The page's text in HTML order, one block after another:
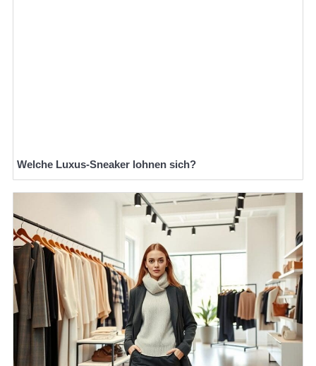
Welche Luxus-Sneaker lohnen sich?